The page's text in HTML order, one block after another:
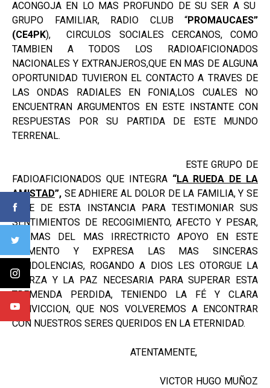
ACONGOJA EN LO MAS PROFUNDO DE SU SER A SU
GRUPO FAMILIAR, RADIO CLUB “PROMAUCAES”
(CE4PK), CIRCULOS SOCIALES CERCANOS, COMO
TAMBIEN A TODOS LOS RADIOAFICIONADOS
NACIONALES Y EXTRANJEROS,QUE EN MAS DE ALGUNA
OPORTUNIDAD TUVIERON EL CONTACTO A TRAVES DE
LAS ONDAS RADIALES EN FONIA,LOS CUALES NO
ENCUENTRAN ARGUMENTOS EN ESTE INSTANTE CON
RESPUESTAS POR SU PARTIDA DE ESTE MUNDO
TERRENAL.
ESTE GRUPO DE
FADIOAFICIONADOS QUE INTEGRA “LA RUEDA DE LA
AMISTAD”, SE ADHIERE AL DOLOR DE LA FAMILIA, Y SE
VALE DE ESTA INSTANCIA PARA TESTIMONIAR SUS
SENTIMIENTOS DE RECOGIMIENTO, AFECTO Y PESAR,
ADEMAS DEL MAS IRRECTRICTO APOYO EN ESTE
MOMENTO Y EXPRESA LAS MAS SINCERAS
CONDOLENCIAS, ROGANDO A DIOS LES OTORGUE LA
FUERZA Y LA PAZ NECESARIA PARA SUPERAR ESTA
TREMENDA PERDIDA, TENIENDO LA FÉ Y CLARA
CONVICCION, QUE NOS VOLVEREMOS A ENCONTRAR
CON NUESTROS SERES QUERIDOS EN LA ETERNIDAD.
ATENTAMENTE,
VICTOR HUGO MUÑOZ